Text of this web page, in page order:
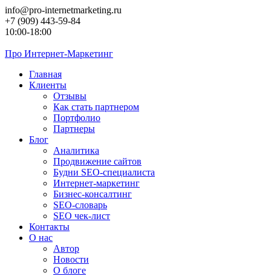
Перейти
к
контенту
info@pro-internetmarketing.ru
+7 (909) 443-59-84
10:00-18:00
Про Интернет-Маркетинг
Главная
Клиенты
Отзывы
Как стать партнером
Портфолио
Партнеры
Блог
Аналитика
Продвижение сайтов
Будни SEO-специалиста
Интернет-маркетинг
Бизнес-консалтинг
SEO-словарь
SEO чек-лист
Контакты
О нас
Автор
Новости
О блоге